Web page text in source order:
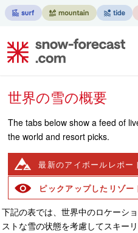
世界の雪の概要
The tabs below show a feed of
the world and resort picks.
最新のアイボールレポー
ピックアップしたリゾー
下記の表では、世界中のロケーシ
ストな雪の状態を考慮してスキー